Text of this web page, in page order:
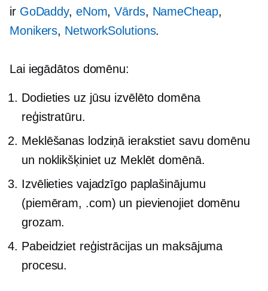
ir GoDaddy, eNom,Vārds, NameCheap,
Monikers, NetworkSolutions.
Lai iegādātos domēnu:
Dodieties uz jūsu izvēlēto domēna
reģistratūru.
Meklēšanas lodziņā ierakstiet savu domēnu
un noklikšķiniet uz Meklēt domēnā.
Izvēlieties vajadzīgo paplašinājumu
(piemēram, .com) un pievienojiet domēnu
grozam.
Pabeidziet reģistrācijas un maksājuma
procesu.